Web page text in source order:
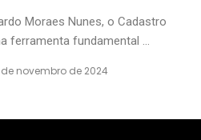
Moraes Nunes, o Cadastro
ferramenta fundamental ...
de novembro de 2024